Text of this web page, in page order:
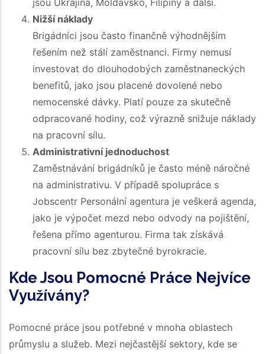
jsou Ukrajina, Moldavsko, Filipíny a další.
Nižší náklady
Brigádníci jsou často finančně výhodnějším
řešením než stálí zaměstnanci. Firmy nemusí
investovat do dlouhodobých zaměstnaneckých
benefitů, jako jsou placené dovolené nebo
nemocenské dávky. Platí pouze za skutečně
odpracované hodiny, což výrazně snižuje náklady
na pracovní sílu.
Administrativní jednoduchost
Zaměstnávání brigádníků je často méně náročné
na administrativu. V případě spolupráce s
Jobsсentr Personální agentura je veškerá agenda,
jako je výpočet mezd nebo odvody na pojištění,
řešena přímo agenturou. Firma tak získává
pracovní sílu bez zbytečné byrokracie.
Kde Jsou Pomocné Práce Nejvíce
Využívány?
Pomocné práce jsou potřebné v mnoha oblastech
průmyslu a služeb. Mezi nejčastější sektory, kde se